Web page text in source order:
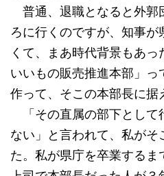
普通、退職となると外郭
ろに行くのですが、知事
くて、まあ時代背景もあ
いいもの販売推進本部」っ
作って、そこの本部長に据
「その直属の部下として
ない」と言われて、私がそ
た。私が県庁を卒業する